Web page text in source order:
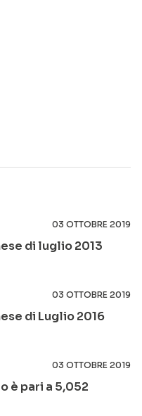
03 OTTOBRE 2019
di luglio 2013
03 OTTOBRE 2019
di Luglio 2016
03 OTTOBRE 2019
è pari a 5,052